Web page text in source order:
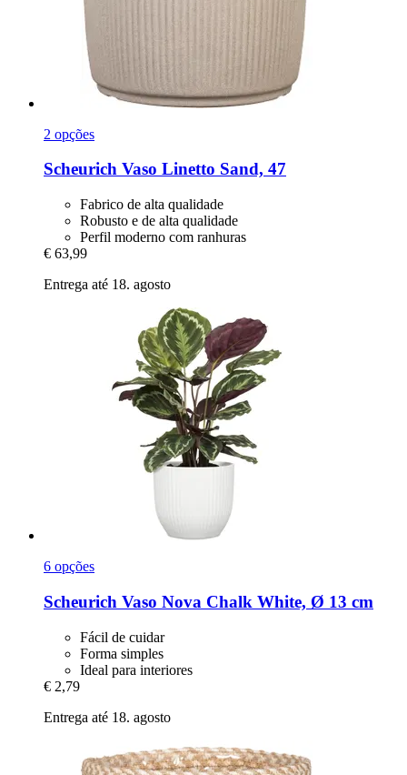
2 opções
Scheurich Vaso Linetto Sand, 47
Fabrico de alta qualidade
Robusto e de alta qualidade
Perfil moderno com ranhuras
€ 63,99
Entrega até 18. agosto
6 opções
Scheurich Vaso Nova Chalk White, Ø 13 cm
Fácil de cuidar
Forma simples
Ideal para interiores
€ 2,79
Entrega até 18. agosto